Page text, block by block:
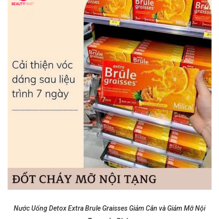
Nước Uống Detox Extra Brule Graisses Giảm Cân và Giảm Mỡ Nội